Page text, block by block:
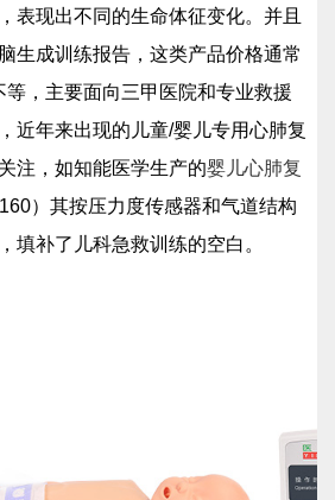
表现出不同的生命体征变化。并且
生成训练报告，这类产品价格通常
，主要面向三甲医院和专业救援
近年来出现的儿童/婴儿专用心肺复
注，如知能医学生产的婴儿心肺复
）其按压力度传感器和气道结构
填补了儿科急救训练的空白。